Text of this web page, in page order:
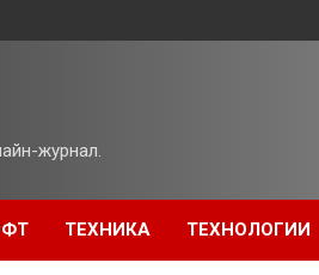
журнал.
ТЕХНИКА ТЕХНОЛОГИИ